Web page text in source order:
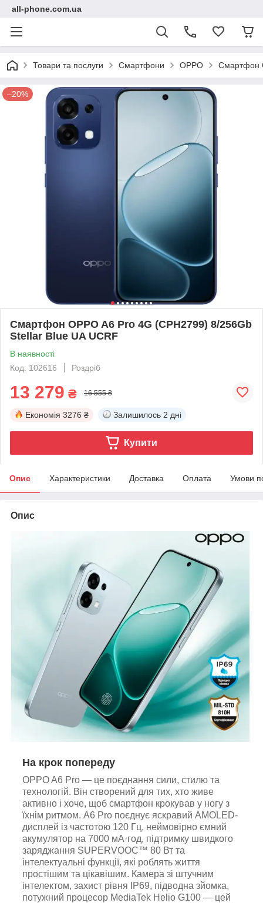
all-phone.com.ua
Товари та послуги Смартфони OPPO Смартфон
–20%
Смартфон OPPO A6 Pro 4G (CPH2799) 8/256Gb
Stellar Blue UA UCRF
В наявності
Код: 102616
Роздріб
13 279 ₴ 16 555 ₴
Економія 3276 ₴ Залишилось 2 дні
Купити
Опис Характеристики Доставка Оплата Умови
Опис
На крок попереду
OPPO A6 Pro — це поєднання сили, стилю та
технологій. Він створений для тих, хто живе
активно і хоче, щоб смартфон крокував у ногу з
їхнім ритмом. A6 Pro поєднує яскравий AMOLED-
дисплей із частотою 120 Гц, неймовірно ємний
акумулятор на 7000 мА·год, підтримку швидкого
заряджання SUPERVOOC™ 80 Вт та
інтелектуальні функції, які роблять життя
простішим та цікавішим. Камера зі штучним
інтелектом, захист рівня IP69, підводна зйомка,
потужний процесор MediaTek Helio G100 — цей